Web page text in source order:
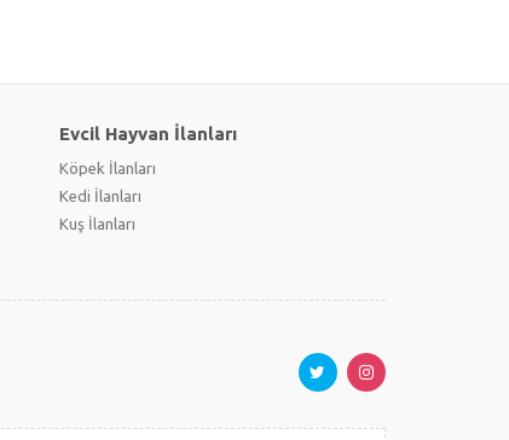
Evcil Hayvan İlanları
Köpek İlanları
Kedi İlanları
Kuş İlanları